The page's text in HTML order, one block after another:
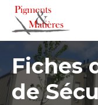
Fiches
de